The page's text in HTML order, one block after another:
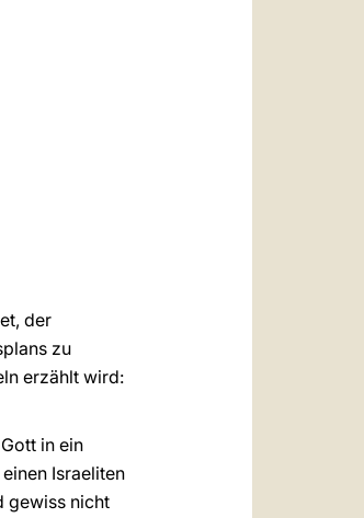
der
zu
erzählt wird:
in ein
Israeliten
gewiss nicht